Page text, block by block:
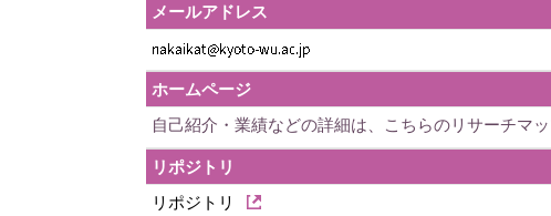
メールアドレス
ホームページ
自己紹介・業績などの詳細は、こちらのリサーチマッ
リポジトリ
リポジトリ